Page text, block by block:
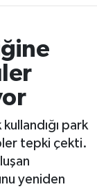
park
tepki çekti.
yeniden